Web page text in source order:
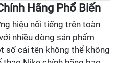
Hãng Phổ Biến
hiệu nổi tiếng trên toàn
nhiều dòng sản phẩm
số cái tên không thể không